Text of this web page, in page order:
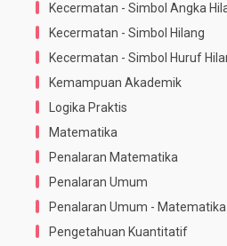
Kecermatan - Simbol Angka
Kecermatan - Simbol Hilang
Kecermatan - Simbol Huruf
Kemampuan Akademik
Logika Praktis
Matematika
Penalaran Matematika
Penalaran Umum
Penalaran Umum - Matematika
Pengetahuan Kuantitatif